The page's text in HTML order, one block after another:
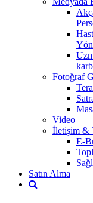
Fotoğraf
Video
İletişim &
E-
Satın Alma